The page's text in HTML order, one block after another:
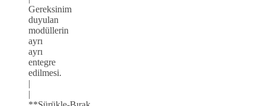
Gereksinim
duyulan
modüllerin
ayrı
ayrı
entegre
edilmesi.
|
|